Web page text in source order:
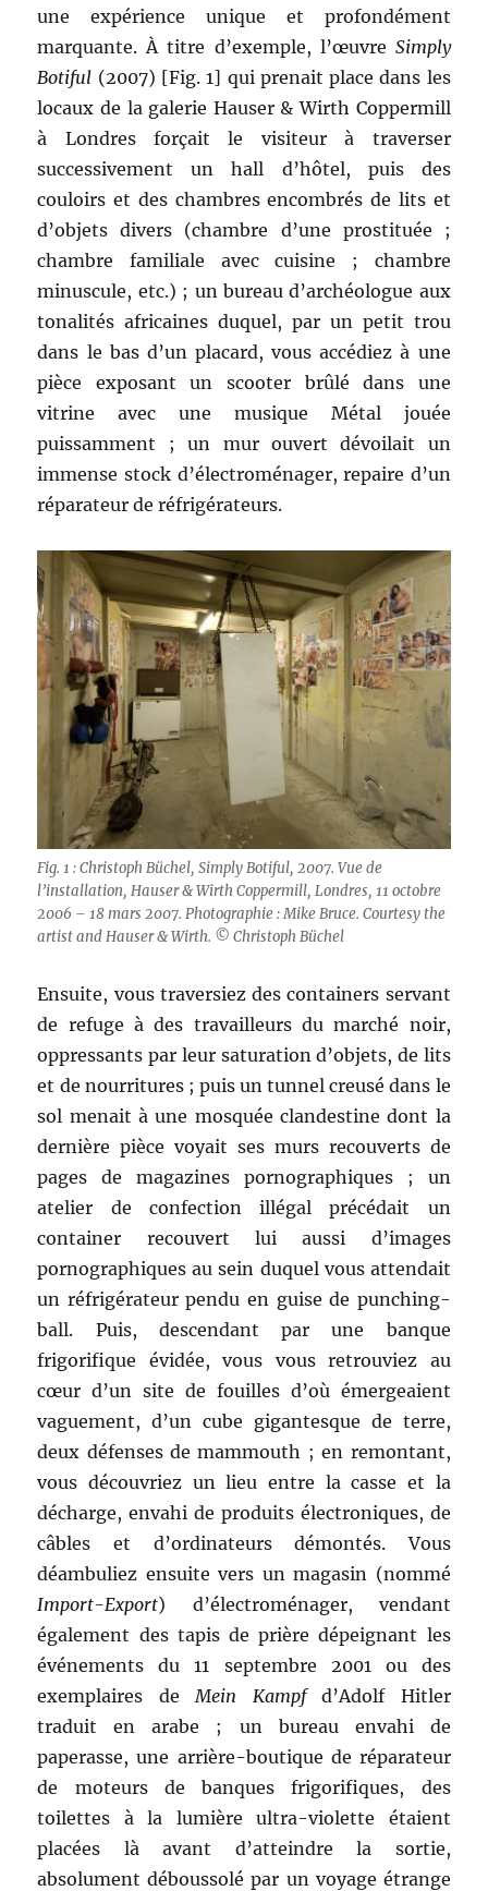
une expérience unique et profondément
marquante. À titre d’exemple, l’œuvre Simply
Botiful (2007) [Fig. 1] qui prenait place dans les
locaux de la galerie Hauser & Wirth Coppermill
à Londres forçait le visiteur à traverser
successivement un hall d’hôtel, puis des
couloirs et des chambres encombrés de lits et
d’objets divers (chambre d’une prostituée ;
chambre familiale avec cuisine ; chambre
minuscule, etc.) ; un bureau d’archéologue aux
tonalités africaines duquel, par un petit trou
dans le bas d’un placard, vous accédiez à une
pièce exposant un scooter brûlé dans une
vitrine avec une musique Métal jouée
puissamment ; un mur ouvert dévoilait un
immense stock d’électroménager, repaire d’un
réparateur de réfrigérateurs.
Fig. 1 : Christoph Büchel, Simply Botiful, 2007. Vue de
l’installation, Hauser & Wirth Coppermill, Londres, 11 octobre
2006 – 18 mars 2007. Photographie : Mike Bruce. Courtesy the
artist and Hauser & Wirth. © Christoph Büchel
Ensuite, vous traversiez des containers servant
de refuge à des travailleurs du marché noir,
oppressants par leur saturation d’objets, de lits
et de nourritures ; puis un tunnel creusé dans le
sol menait à une mosquée clandestine dont la
dernière pièce voyait ses murs recouverts de
pages de magazines pornographiques ; un
atelier de confection illégal précédait un
container recouvert lui aussi d’images
pornographiques au sein duquel vous attendait
un réfrigérateur pendu en guise de punching-
ball. Puis, descendant par une banque
frigorifique évidée, vous vous retrouviez au
cœur d’un site de fouilles d’où émergeaient
vaguement, d’un cube gigantesque de terre,
deux défenses de mammouth ; en remontant,
vous découvriez un lieu entre la casse et la
décharge, envahi de produits électroniques, de
câbles et d’ordinateurs démontés. Vous
déambuliez ensuite vers un magasin (nommé
Import-Export) d’électroménager, vendant
également des tapis de prière dépeignant les
événements du 11 septembre 2001 ou des
exemplaires de Mein Kampfd’Adolf Hitler
traduit en arabe ; un bureau envahi de
paperasse, une arrière-boutique de réparateur
de moteurs de banques frigorifiques, des
toilettes à la lumière ultra-violette étaient
placées là avant d’atteindre la sortie,
absolument déboussolé par un voyage étrange